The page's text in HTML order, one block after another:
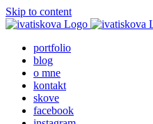
Skip to content
portfolio
blog
o mne
kontakt
skove
facebook